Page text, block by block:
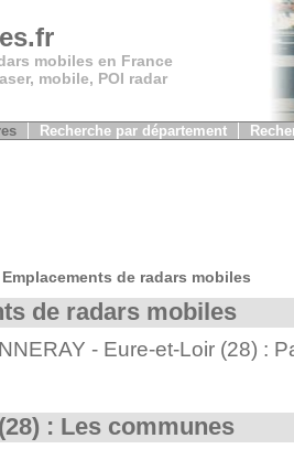
mobiles en France
mobile, POI radar
Recherche par département
de radars mobiles
de radars mobiles
- Eure-et-Loir (28) :
: Les communes